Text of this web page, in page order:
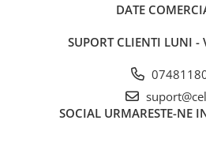
Top Piese iPhone
Housing iPhone
DATE
SUPORT CLIENTI LUNI -
SOCIAL URMARESTE-NE